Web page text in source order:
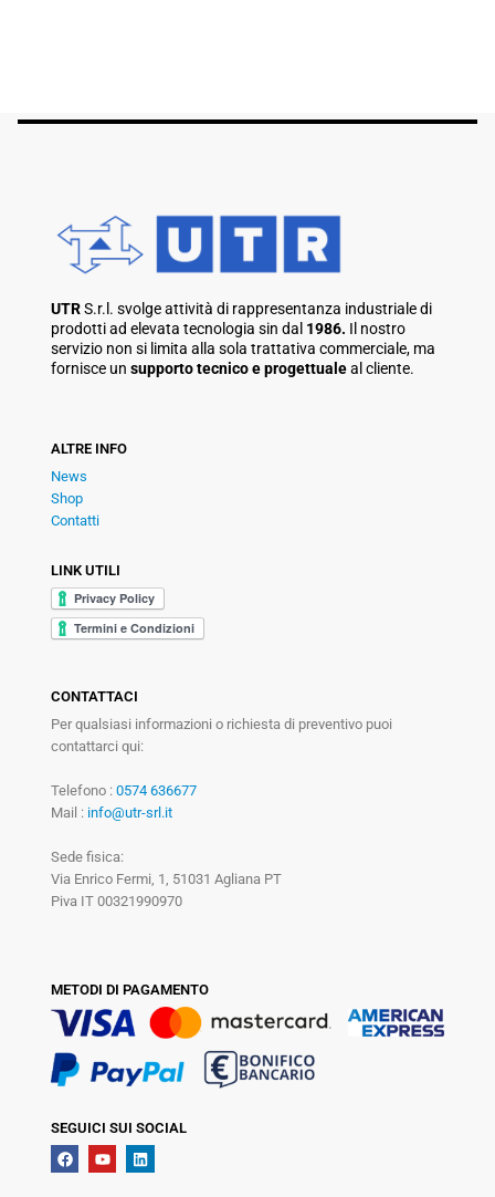
UTRS.r.l. svolge attività di rappresentanza industriale di
prodotti ad elevata tecnologia sin dal 1986. Il nostro
servizio non si limita alla sola trattativa commerciale, ma
fornisce un supporto tecnico e progettualeal cliente.
ALTRE INFO
News
Shop
Contatti
LINK UTILI
CONTATTACI
Per qualsiasi informazioni o richiesta di preventivo puoi
contattarci qui:
Telefono : 0574 636677
Mail : info@utr-srl.it
Sede fisica:
Via Enrico Fermi, 1, 51031 Agliana PT
Piva IT 00321990970
METODI DI PAGAMENTO
SEGUICI SUI SOCIAL